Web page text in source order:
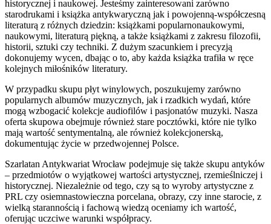
historycznej i naukowej. Jesteśmy zainteresowani zarówno
starodrukami i książka antykwaryczną jak i powojenną-współczesną
literaturą z różnych dziedzin: książkami popularnonaukowymi,
naukowymi, literaturą piękną, a także książkami z zakresu filozofii,
historii, sztuki czy techniki. Z dużym szacunkiem i precyzją
dokonujemy wycen, dbając o to, aby każda książka trafiła w ręce
kolejnych miłośników literatury.
W przypadku skupu płyt winylowych, poszukujemy zarówno
popularnych albumów muzycznych, jak i rzadkich wydań, które
mogą wzbogacić kolekcje audiofilów i pasjonatów muzyki. Nasza
oferta skupowa obejmuje również stare pocztówki, które nie tylko
mają wartość sentymentalną, ale również kolekcjonerską,
dokumentując życie w przedwojennej Polsce.
Szarlatan Antykwariat Wrocław podejmuje się także skupu antyków
– przedmiotów o wyjątkowej wartości artystycznej, rzemieślniczej i
historycznej. Niezależnie od tego, czy są to wyroby artystyczne z
PRL czy osiemnastowieczna porcelana, obrazy, czy inne starocie, z
wielką starannością i fachową wiedzą oceniamy ich wartość,
oferując uczciwe warunki współpracy.